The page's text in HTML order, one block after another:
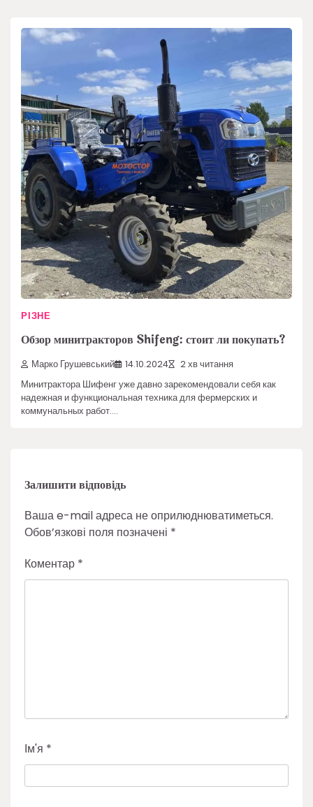
РІЗНЕ
Обзор минитракторов Shifeng: стоит ли покупать?
Марко Грушевський 14.10.2024 2 хв читання
Минитрактора Шифенг уже давно зарекомендовали себя как
надежная и функциональная техника для фермерских и
коммунальных работ.…
Залишити відповідь
Ваша e-mail адреса не оприлюднюватиметься.
Обов’язкові поля позначені *
Коментар *
Ім'я *